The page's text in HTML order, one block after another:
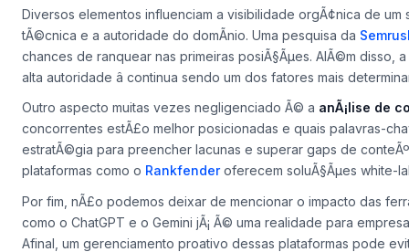
Diversos elementos influenciam a visibilidade orgÃ¢nica de
tÃ©cnica e a autoridade do domÃ­nio. Uma pesquisa da
chances de ranquear nas primeiras posiÃ§Ãµes. AlÃ©m disso,
alta autoridade â continua sendo um dos fatores mais
Outro aspecto muitas vezes negligenciado Ã© a anÃ¡lise de
concorrentes estÃ£o melhor posicionadas e quais palavras-
estratÃ©gia para preencher lacunas e superar gaps de
plataformas como o Rankfenderoferecem soluÃ§Ãµes white-
Por fim, nÃ£o podemos deixar de mencionar o impacto das
como o ChatGPT e o Gemini jÃ¡ Ã© uma realidade para
Afinal, um gerenciamento proativo dessas plataformas pode